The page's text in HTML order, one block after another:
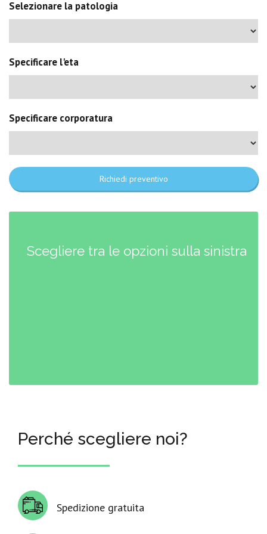
Selezionare la patologia
Specificare l'eta
Specificare corporatura
Richiedi preventivo
Scegliere tra le opzioni sulla sinistra
Perché scegliere noi?
Spedizione gratuita